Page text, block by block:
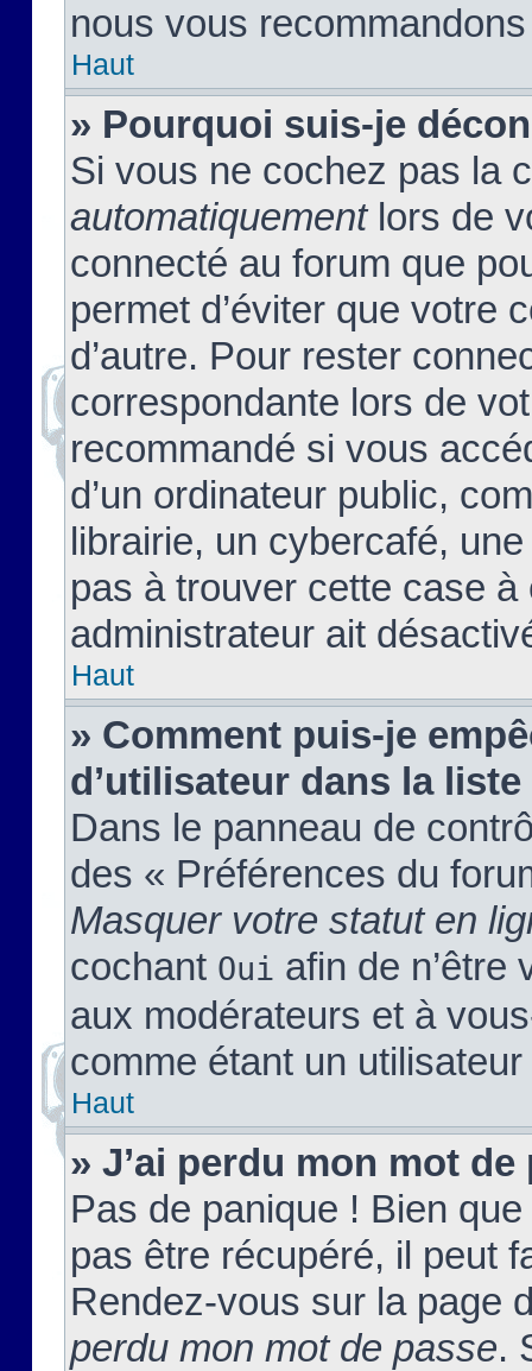
nous vous
Haut
» Pourquoi suis-je
Si vous ne cochez pas la
automatiquementlors de
connecté au forum que
permet d’éviter que votre
d’autre. Pour rester
correspondante lors de
recommandé si vous
d’un ordinateur public,
librairie, un cybercafé,
pas à trouver cette case à
administrateur ait
Haut
» Comment puis-je
d’utilisateur dans la
Dans le panneau de
des « Préférences du
Masquer votre statut en
cochant Oui afin de n’être
aux modérateurs et à
comme étant un
Haut
» J’ai perdu mon mot de
Pas de panique ! Bien
pas être récupéré, il peut
Rendez-vous sur la page
perdu mon mot de passe.